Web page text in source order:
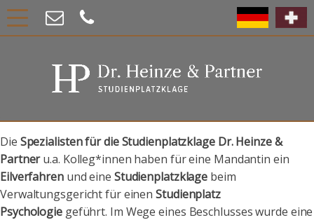
Die Spezialisten für die Studienplatzklage Dr. Heinze &
Partneru.a. Kolleg*innen haben für eine Mandantin ein
Eilverfahrenund eine Studienplatzklage beim
Verwaltungsgericht für einenStudienplatz
Psychologiegeführt. Im Wege eines Beschlusses wurde eine